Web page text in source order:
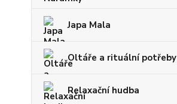
Japa Mala
Oltáře a rituální potřeby
Relaxační hudba